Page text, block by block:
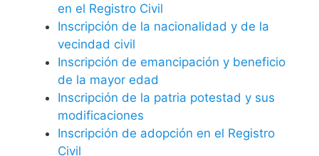
en el Registro Civil
Inscripción de la nacionalidad y de la
vecindad civil
Inscripción de emancipación y beneficio
de la mayor edad
Inscripción de la patria potestad y sus
modificaciones
Inscripción de adopción en el Registro
Civil